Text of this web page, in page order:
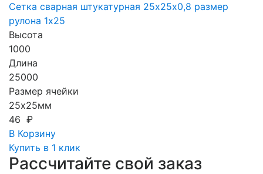
Сетка сварная штукатурная 25х25х0,8 размер
рулона 1х25
Высота
1000
Длина
25000
Размер ячейки
25х25мм
46 ₽
В Корзину
Купить в 1 клик
Рассчитайте свой заказ